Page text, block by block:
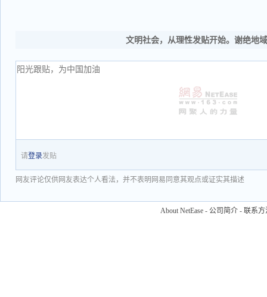
文明社会，从理性发贴开始。谢绝地
请登录发贴
网友评论仅供网友表达个人看法，并不表明网易同意其观点或证实其描述
About NetEase - 公司简介 - 联系方